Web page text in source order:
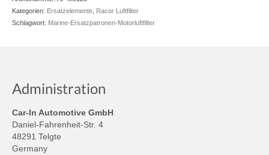
Kategorien: Ersatzelemente Racor Luftfilter
Schlagwort: Marine-Ersatzpatronen-Motorluftfilter
Administration
Car-In Automotive GmbH
Daniel-Fahrenheit-Str. 4
48291 Telgte
Germany